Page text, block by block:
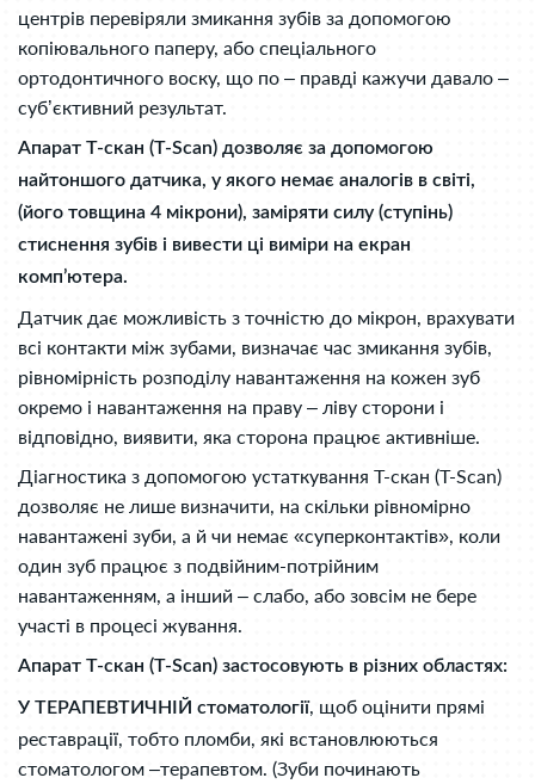
центрів перевіряли змикання зубів за допомогою
копіювального паперу, або спеціального
ортодонтичного воску, що по – правді кажучи давало –
суб’єктивний результат.
Апарат Т-скан (T-Scan) дозволяє за допомогою
найтоншого датчика, у якого немає аналогів в світі,
(його товщина 4 мікрони), заміряти силу (ступінь)
стиснення зубів і вивести ці виміри на екран
комп’ютера.
Датчик дає можливість з точністю до мікрон, врахувати
всі контакти між зубами, визначає час змикання зубів,
рівномірність розподілу навантаження на кожен зуб
окремо і навантаження на праву – ліву сторони і
відповідно, виявити, яка сторона працює активніше.
Діагностика з допомогою устаткування Т-скан (T-Scan)
дозволяє не лише визначити, на скільки рівномірно
навантажені зуби, а й чи немає «суперконтактів», коли
один зуб працює з подвійним-потрійним
навантаженням, а інший – слабо, або зовсім не бере
участі в процесі жування.
Апарат Т-скан (T-Scan) застосовують в різних областях:
У ТЕРАПЕВТИЧНІЙ стоматології, щоб оцінити прямі
реставрації, тобто пломби, які встановлюються
стоматологом –терапевтом. (Зуби починають